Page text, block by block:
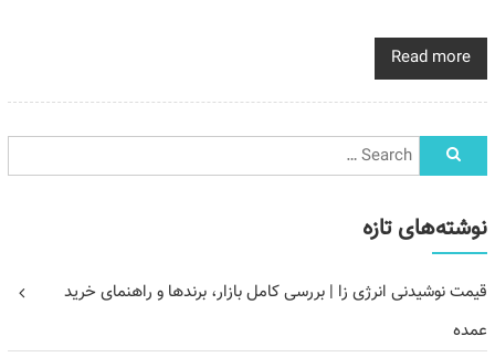
Read more
نوشته‌های تازه
قیمت نوشیدنی انرژی زا | بررسی کامل بازار، برندها و راهنمای خرید
عمده